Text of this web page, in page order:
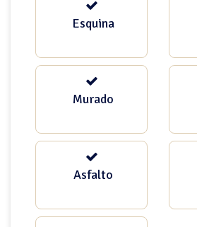
Esquina
Murado
Asfalto